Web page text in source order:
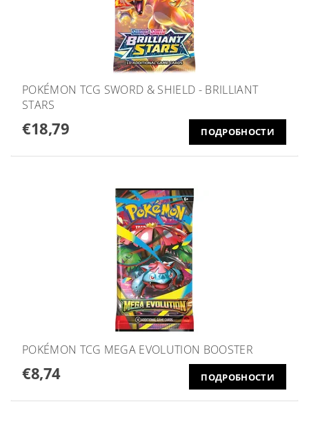
POKÉMON TCG SWORD & SHIELD - BRILLIANT
STARS
€18,79 ПОДРОБНОСТИ
POKÉMON TCG MEGA EVOLUTION BOOSTER
€8,74 ПОДРОБНОСТИ